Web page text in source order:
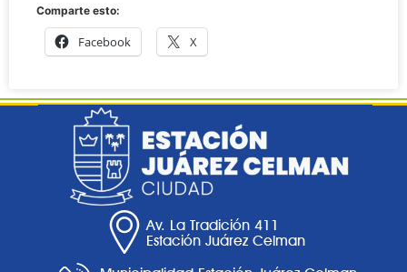
Comparte esto:
Facebook X
Av. La Tradición 411
Estación Juárez Celman